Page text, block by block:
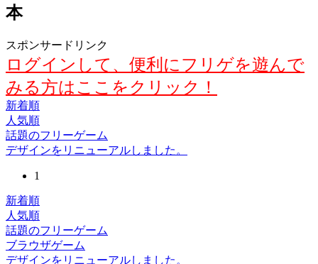
本
スポンサードリンク
ログインして、便利にフリゲを遊んで
みる方はここをクリック！
新着順
人気順
話題のフリーゲーム
デザインをリニューアルしました。
1
新着順
人気順
話題のフリーゲーム
ブラウザゲーム
デザインをリニューアルしました。